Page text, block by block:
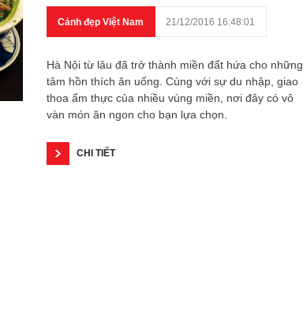
Cảnh đẹp Việt Nam 21/12/2016 16:48:01
Hà Nội từ lâu đã trở thành miền đất hứa cho những
tâm hồn thích ăn uống. Cùng với sự du nhập, giao
thoa ẩm thực của nhiều vùng miền, nơi đây có vô
vàn món ăn ngon cho bạn lựa chọn.
CHI TIẾT